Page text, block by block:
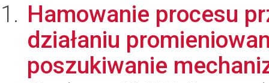
Hamowanie procesu
działaniu
poszukiwanie